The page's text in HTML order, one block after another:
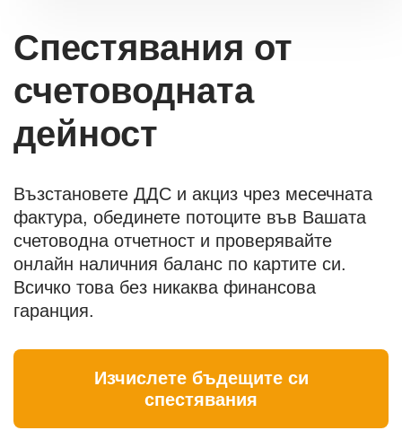
Спестявания от
счетоводната
дейност
Възстановете ДДС и акциз чрез месечната
фактура, обединете потоците във Вашата
счетоводна отчетност и проверявайте
онлайн наличния баланс по картите си.
Всичко това без никаква финансова
гаранция.
Изчислете бъдещите си
спестявания